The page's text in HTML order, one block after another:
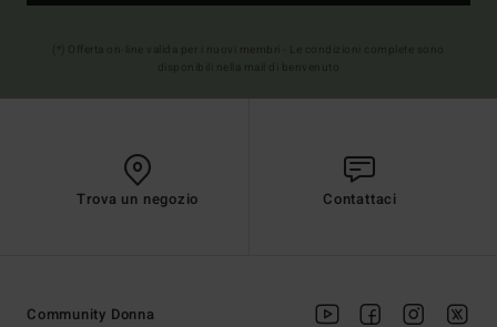
Trova un negozio Contattaci
Community Donna